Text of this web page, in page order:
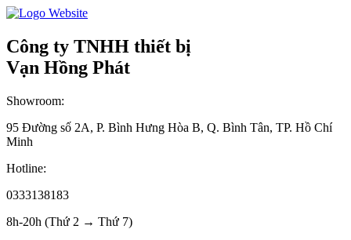
Công ty TNHH thiết bị
Vạn Hồng Phát
Showroom:
95 Đường số 2A, P. Bình Hưng Hòa B, Q. Bình Tân, TP. Hồ Chí
Minh
Hotline:
0333138183
8h-20h (Thứ 2 → Thứ 7)